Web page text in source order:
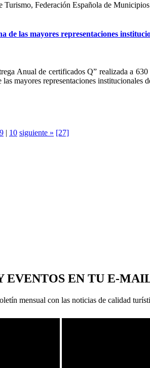
Turismo, Federación Española de
de las mayores representaciones
Anual de certificados Q” realizada a
mayores representaciones institucionales
9 | 10 siguiente » [27]
EVENTOS EN TU E-
mensual con las noticias de calidad